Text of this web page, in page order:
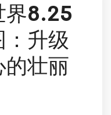
界8.25
升级
的壮丽